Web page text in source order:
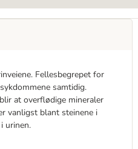
Fellesbegrepet for
samtidig.
at overflødige mineraler
vanligst blant steinene i
urinen.